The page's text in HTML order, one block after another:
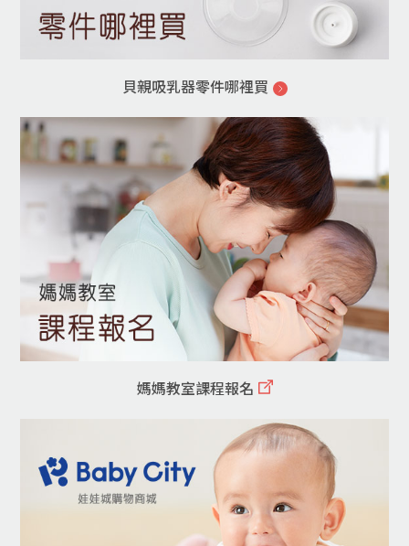
貝親吸乳器零件哪裡買
媽媽教室課程報名